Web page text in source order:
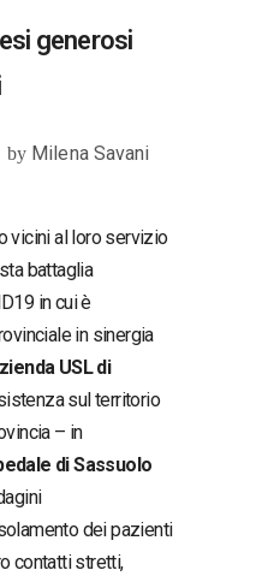
generosi
by Milena Savani
vicini al loro servizio
battaglia
in cui è
in sinergia
USL di
sul territorio
– in
di Sassuolo
dei pazienti
contatti stretti,